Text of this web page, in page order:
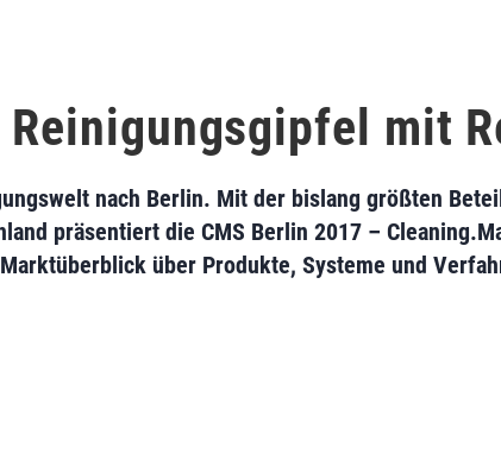
mit
nach Berlin. Mit der bislang größten
präsentiert die CMS Berlin 2017 –
über Produkte, Systeme und